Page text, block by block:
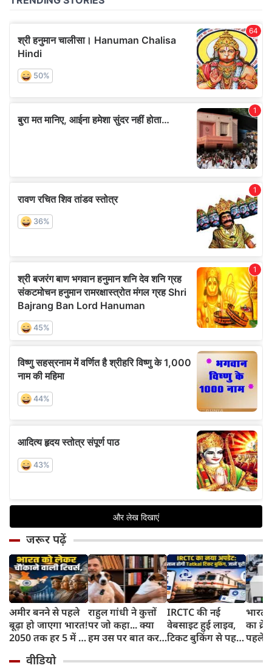
जरूर पढ़ें
अमीर बनने से पहले
बूढ़ा हो जाएगा भारत!
2050 तक हर 5 में 1
साल से ज्यादा उम्र का
राहुल गांधी ने कुत्तों
पर जो कहा... क्या
हम उस पर बात कर
IRCTC की नई
वेबसाइट हुई लाइव,
टिकट बुकिंग से पहले
काम, जानें पूरा
भारत
का
पहले
और
वीडियो